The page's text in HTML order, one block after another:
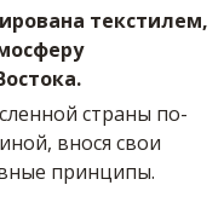
текстилем,
страны по-
внося свои
принципы.